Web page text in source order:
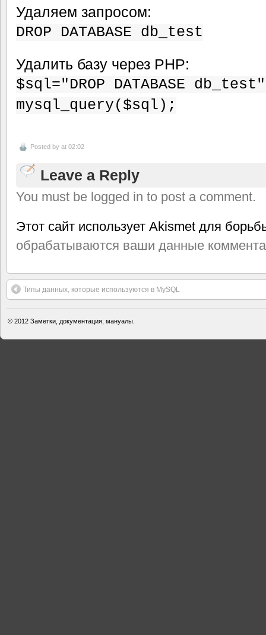
Удаляем запросом:
DROP DATABASE db_test
Удалить базу через PHP:
$sql="DROP DATABASE
mysql_query($sql);
Posted by at 02:02
Leave a Reply
You must be logged in to post a comment.
Этот сайт использует Akismet для
обрабатываются ваши данные
Типы данных, которые используются в MySQL
© 2012 Заметки, документация, мануалы.